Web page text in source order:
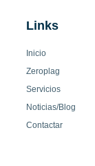
Links
Inicio
Zeroplag
Servicios
Noticias/Blog
Contactar